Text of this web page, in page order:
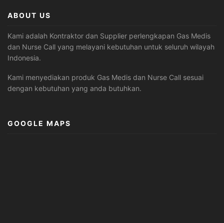
ABOUT US
Kami adalah Kontraktor dan Supplier perlengkapan Gas Medis
dan Nurse Call yang melayani kebutuhan untuk seluruh wilayah
Indonesia.
Kami menyediakan produk Gas Medis dan Nurse Call sesuai
dengan kebutuhan yang anda butuhkan.
GOOGLE MAPS